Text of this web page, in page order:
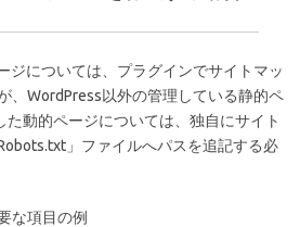
ジについては、プラグインでサイトマッ
、WordPress以外の管理している静的ペ
動的ページについては、独自にサイト
」ファイルへパスを追記する必
な項目の例